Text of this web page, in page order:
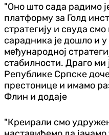
"Оно што сада радимо
платформу за Голд
стратегију и свуда
сарадника је дошло и
међународној
стабилности. Драго ми
Републике Српске
престонице и имамо
Флин и додаје
"Креирали смо